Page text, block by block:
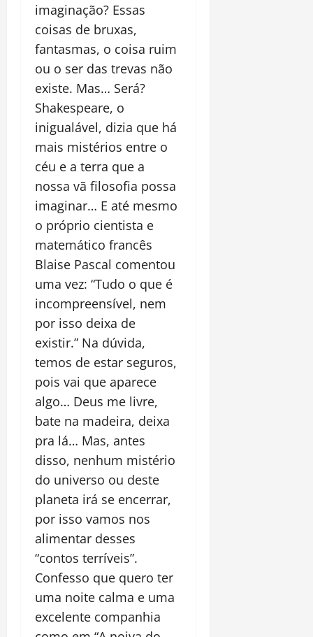
imaginação? Essas
coisas de bruxas,
fantasmas, o coisa ruim
ou o ser das trevas não
existe. Mas… Será?
Shakespeare, o
inigualável, dizia que há
mais mistérios entre o
céu e a terra que a
nossa vã filosofia possa
imaginar… E até mesmo
o próprio cientista e
matemático francês
Blaise Pascal comentou
uma vez: “Tudo o que é
incompreensível, nem
por isso deixa de
existir.” Na dúvida,
temos de estar seguros,
pois vai que aparece
algo… Deus me livre,
bate na madeira, deixa
pra lá… Mas, antes
disso, nenhum mistério
do universo ou deste
planeta irá se encerrar,
por isso vamos nos
alimentar desses
“contos terríveis”.
Confesso que quero ter
uma noite calma e uma
excelente companhia